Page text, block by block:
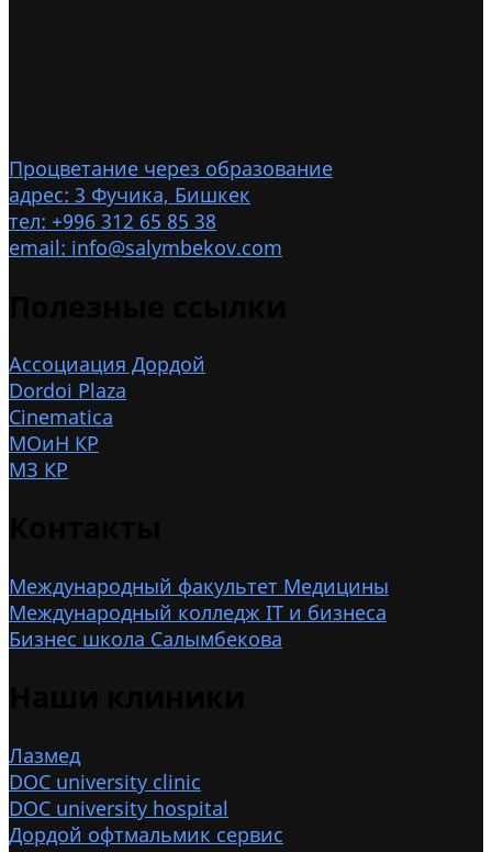
Процветание через образование
адрес: 3 Фучика, Бишкек
тел: +996 312 65 85 38
email: info@salymbekov.com
Ассоциация Дордой
Dordoi Plaza
Cinematica
МОиН КР
МЗ КР
Международный факультет Медицины
Международный колледж IT и бизнеса
Бизнес школа Салымбекова
Лазмед
DOC university clinic
DOC university hospital
Дордой офтмальмик сервис